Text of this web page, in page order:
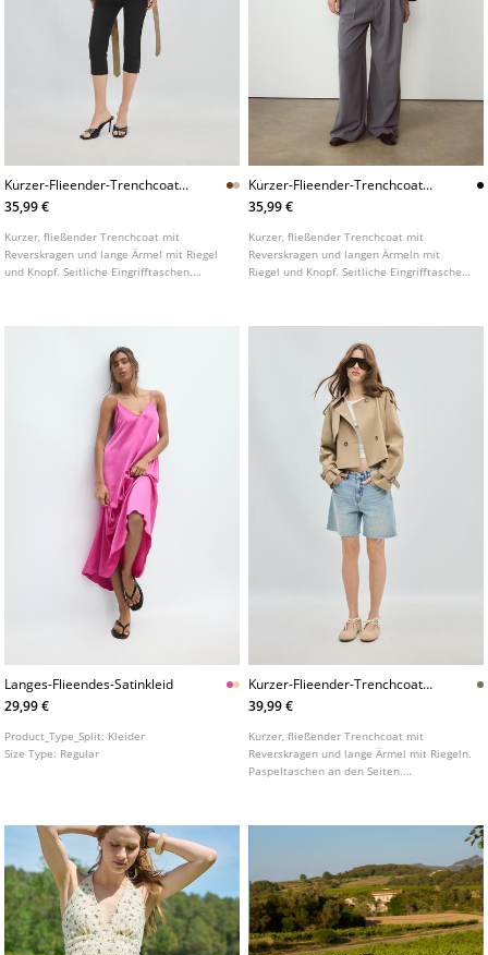
Kurzer-Flieender-Trenchcoat-
Mit-Gurtel
35,99 €
Kurzer, fließender Trenchcoat mit
Reverskragen und lange Ärmel mit Riegel
und Knopf. Seitliche Eingrifftaschen.
Kurzer-Flieender-Trenchcoat-
Mit-Gurtel
35,99 €
Kurzer, fließender Trenchcoat mit
Reverskragen und langen Ärmeln mit
Riegel und Knopf. Seitliche Eingrifftaschen.
Langes-Flieendes-Satinkleid
29,99 €
Product_Type_Split: Kleider
Size Type: Regular
Kurzer-Flieender-Trenchcoat-
Zum-Anziehen
39,99 €
Kurzer, fließender Trenchcoat mit
Reverskragen und lange Ärmel mit Riegeln.
Paspeltaschen an den Seiten.